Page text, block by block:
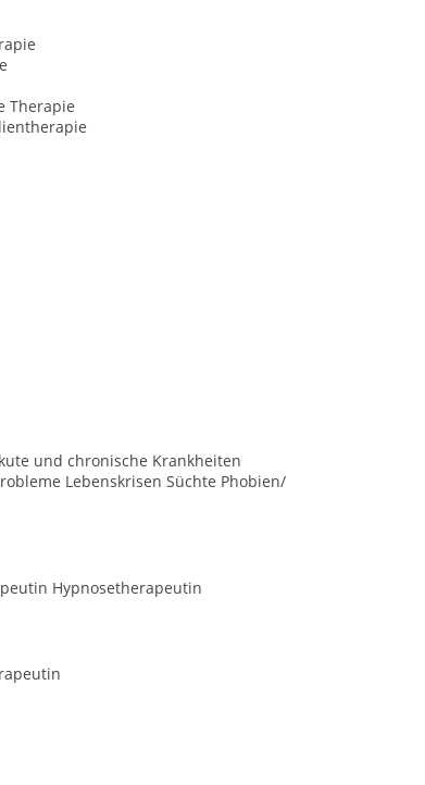
Therapie
und chronische Krankheiten
Lebenskrisen Süchte Phobien/
Hypnosetherapeutin